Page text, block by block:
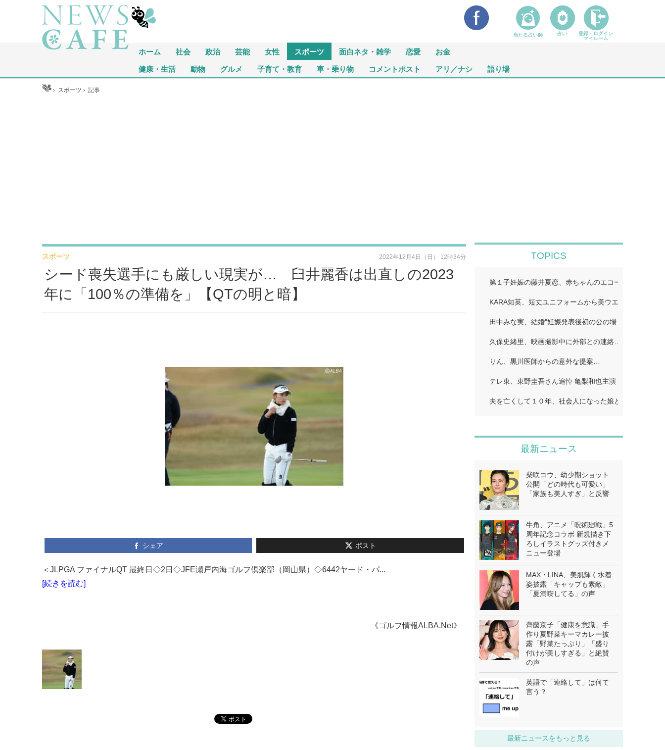
ホーム 社会 政治 芸能 女性 スポーツ 面白ネタ・雑学 恋愛 お金
健康・生活 動物 グルメ 子育て・教育 車・乗り物 コメントポスト アリ／ナシ 語り場
ホーム › スポーツ ›記事
シード喪失選手にも厳しい現実が… 臼井麗香は出直しの2023
年に「100％の準備を」【QTの明と暗】
スポーツ 2022年12月4日（日） 12時34分
シェア ポスト
＜JLPGA ファイナルQT 最終日◇2日◇JFE瀬戸内海ゴルフ倶楽部（岡山県）◇6442ヤード・パ...
[続きを読む]
《ゴルフ情報ALBA.Net》
TOPICS
第１子妊娠の藤井夏恋、赤ちゃんのエコー写真公開「
KARA知英、短丈ユニフォームから美ウエストちらり
田中みな実、結婚"妊娠発表後初の公の場 WEST.重岡
久保史緒里、映画撮影中に外部との連絡…
りん、黒川医師からの意外な提案…
テレ東、東野圭吾さん追悼 亀梨和也主演「東野圭吾 手
夫を亡くして１０年、社会人になった娘とふたり暮ら
最新ニュース
柴咲コウ、幼少期ショット
公開「どの時代も可愛い」
「家族も美人すぎ」と反響
牛角、アニメ「呪術廻戦」5
周年記念コラボ 新規描き下
ろしイラストグッズ付きメ
ニュー登場
MAX・LINA、美肌輝く水着
姿披露「キャップも素敵」
「夏満喫してる」の声
齊藤京子「健康を意識」手
作り夏野菜キーマカレー披
露「野菜たっぷり」「盛り
付けが美しすぎる」と絶賛
の声
英語で「連絡して」は何て
言う？
最新ニュースをもっと見る
当たる占い師 占い
登録・ログイン
マイルーム